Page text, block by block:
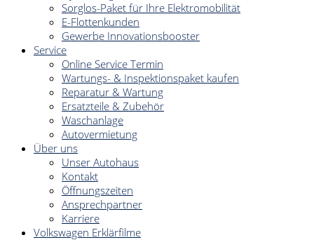
Sorglos-Paket für Ihre Elektromobilität
E-Flottenkunden
Gewerbe Innovationsbooster
Service
Online Service Termin
Wartungs- & Inspektionspaket kaufen
Reparatur & Wartung
Ersatzteile & Zubehör
Waschanlage
Autovermietung
Über uns
Unser Autohaus
Kontakt
Öffnungszeiten
Ansprechpartner
Karriere
Volkswagen Erklärfilme